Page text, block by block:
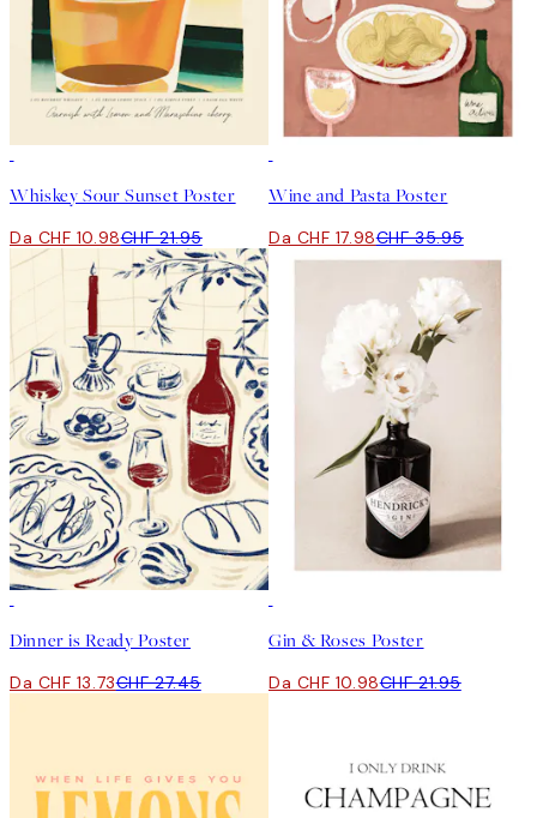
Whiskey Sour Sunset Poster
Da CHF 10.98CHF 21.95
Wine and Pasta Poster
Da CHF 17.98CHF 35.95
Dinner is Ready Poster
Da CHF 13.73CHF 27.45
Gin & Roses Poster
Da CHF 10.98CHF 21.95